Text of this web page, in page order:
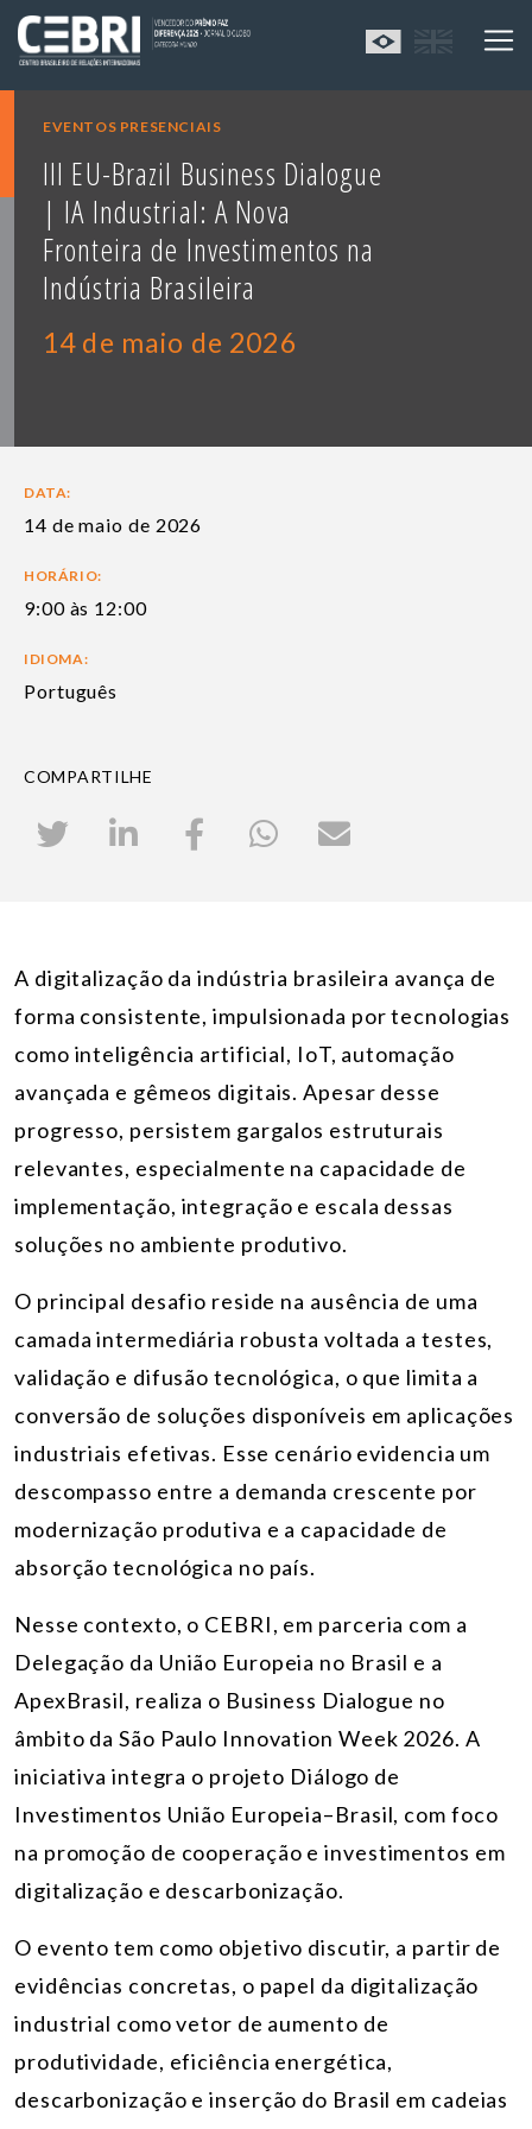
EVENTOS PRESENCIAIS
III EU-Brazil Business Dialogue
| IA Industrial: A Nova
Fronteira de Investimentos na
Indústria Brasileira
14 de maio de 2026
DATA:
14 de maio de 2026
HORÁRIO:
9:00 às 12:00
IDIOMA:
Português
COMPARTILHE
A digitalização da indústria brasileira avança de
forma consistente, impulsionada por tecnologias
como inteligência artificial, IoT, automação
avançada e gêmeos digitais. Apesar desse
progresso, persistem gargalos estruturais
relevantes, especialmente na capacidade de
implementação, integração e escala dessas
soluções no ambiente produtivo.
O principal desafio reside na ausência de uma
camada intermediária robusta voltada a testes,
validação e difusão tecnológica, o que limita a
conversão de soluções disponíveis em aplicações
industriais efetivas. Esse cenário evidencia um
descompasso entre a demanda crescente por
modernização produtiva e a capacidade de
absorção tecnológica no país.
Nesse contexto, o CEBRI, em parceria com a
Delegação da União Europeia no Brasil e a
ApexBrasil, realiza o Business Dialogue no
âmbito da São Paulo Innovation Week 2026. A
iniciativa integra o projeto Diálogo de
Investimentos União Europeia–Brasil, com foco
na promoção de cooperação e investimentos em
digitalização e descarbonização.
O evento tem como objetivo discutir, a partir de
evidências concretas, o papel da digitalização
industrial como vetor de aumento de
produtividade, eficiência energética,
descarbonização e inserção do Brasil em cadeias